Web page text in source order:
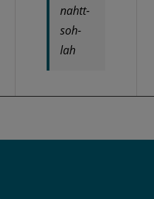
nahtt-
soh-
lah